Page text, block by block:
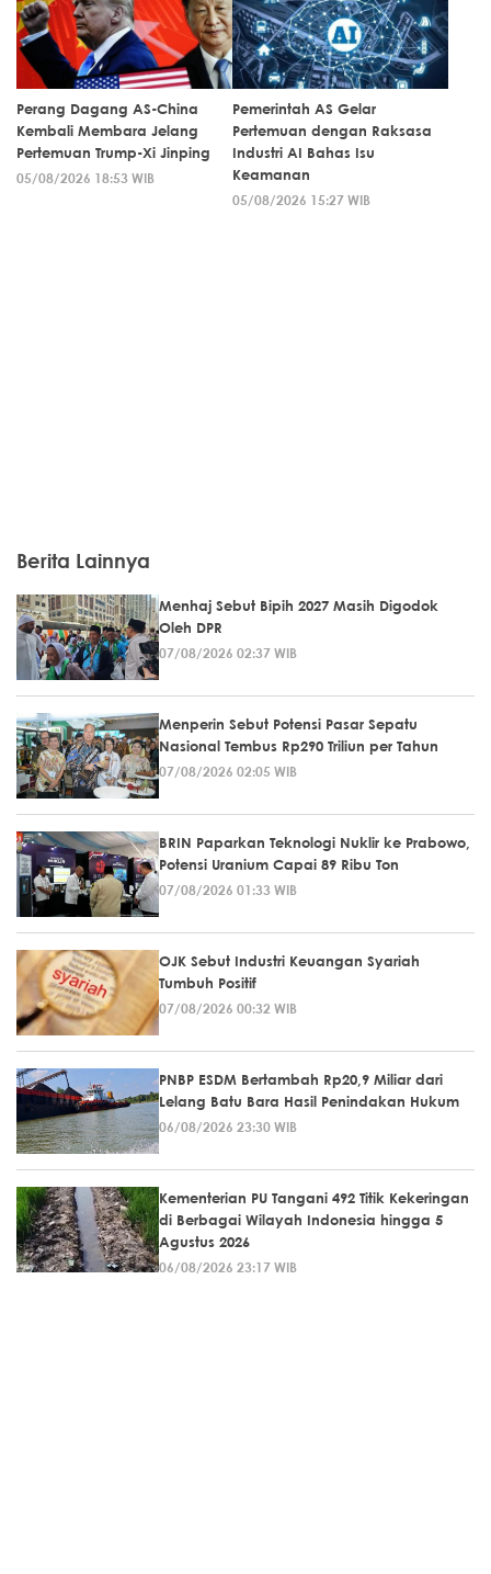
Perang Dagang AS-China
Kembali Membara Jelang
Pertemuan Trump-Xi Jinping
05/08/2026 18:53 WIB
Pemerintah AS Gelar
Pertemuan dengan Raksasa
Industri AI Bahas Isu
Keamanan
05/08/2026 15:27 WIB
Berita Lainnya
Menhaj Sebut Bipih 2027 Masih Digodok
Oleh DPR
07/08/2026 02:37 WIB
Menperin Sebut Potensi Pasar Sepatu
Nasional Tembus Rp290 Triliun per Tahun
07/08/2026 02:05 WIB
BRIN Paparkan Teknologi Nuklir ke Prabowo,
Potensi Uranium Capai 89 Ribu Ton
07/08/2026 01:33 WIB
OJK Sebut Industri Keuangan Syariah
Tumbuh Positif
07/08/2026 00:32 WIB
PNBP ESDM Bertambah Rp20,9 Miliar dari
Lelang Batu Bara Hasil Penindakan Hukum
06/08/2026 23:30 WIB
Kementerian PU Tangani 492 Titik Kekeringan
di Berbagai Wilayah Indonesia hingga 5
Agustus 2026
06/08/2026 23:17 WIB